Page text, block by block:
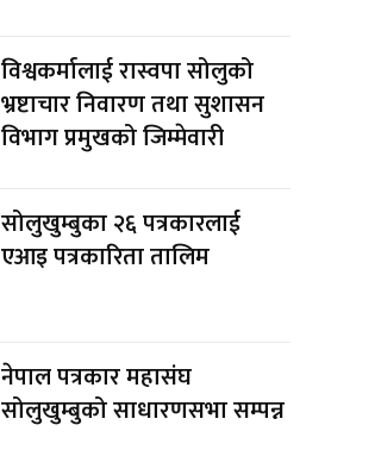
विश्वकर्मालाई रास्वपा सोलुको
भ्रष्टाचार निवारण तथा सुशासन
विभाग प्रमुखको जिम्मेवारी
सोलुखुम्बुका २६ पत्रकारलाई
एआइ पत्रकारिता तालिम
नेपाल पत्रकार महासंघ
सोलुखुम्बुको साधारणसभा सम्पन्न